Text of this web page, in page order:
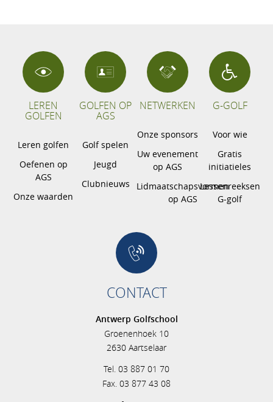
LEREN
GOLFEN
Leren golfen
Oefenen op
AGS
Onze waarden
GOLFEN OP
AGS
Golf spelen
Jeugd
Clubnieuws
NETWERKEN
Onze sponsors
Uw evenement
op AGS
Lidmaatschapsvormen
op AGS
G-GOLF
Voor wie
Gratis
initiatieles
Lessenreeksen
G-golf
CONTACT
Antwerp Golfschool
Groenenhoek 10
2630 Aartselaar
Tel. 03 887 01 70
Fax. 03 877 43 08